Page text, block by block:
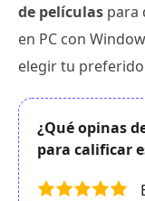
de películas para
en PC con
elegir tu
¿Qué opinas
para calificar